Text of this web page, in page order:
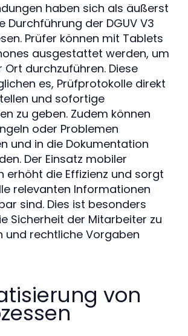
haben sich als äußerst
Durchführung der DGUV V3
Prüfer können mit Tablets
ausgestattet werden, um
Ort durchzuführen. Diese
es, Prüfprotokolle direkt
und sofortige
zu geben. Zudem können
oder Problemen
und in die Dokumentation
Der Einsatz mobiler
erhöht die Effizienz und sorgt
relevanten Informationen
sind. Dies ist besonders
Sicherheit der Mitarbeiter zu
und rechtliche Vorgaben
von